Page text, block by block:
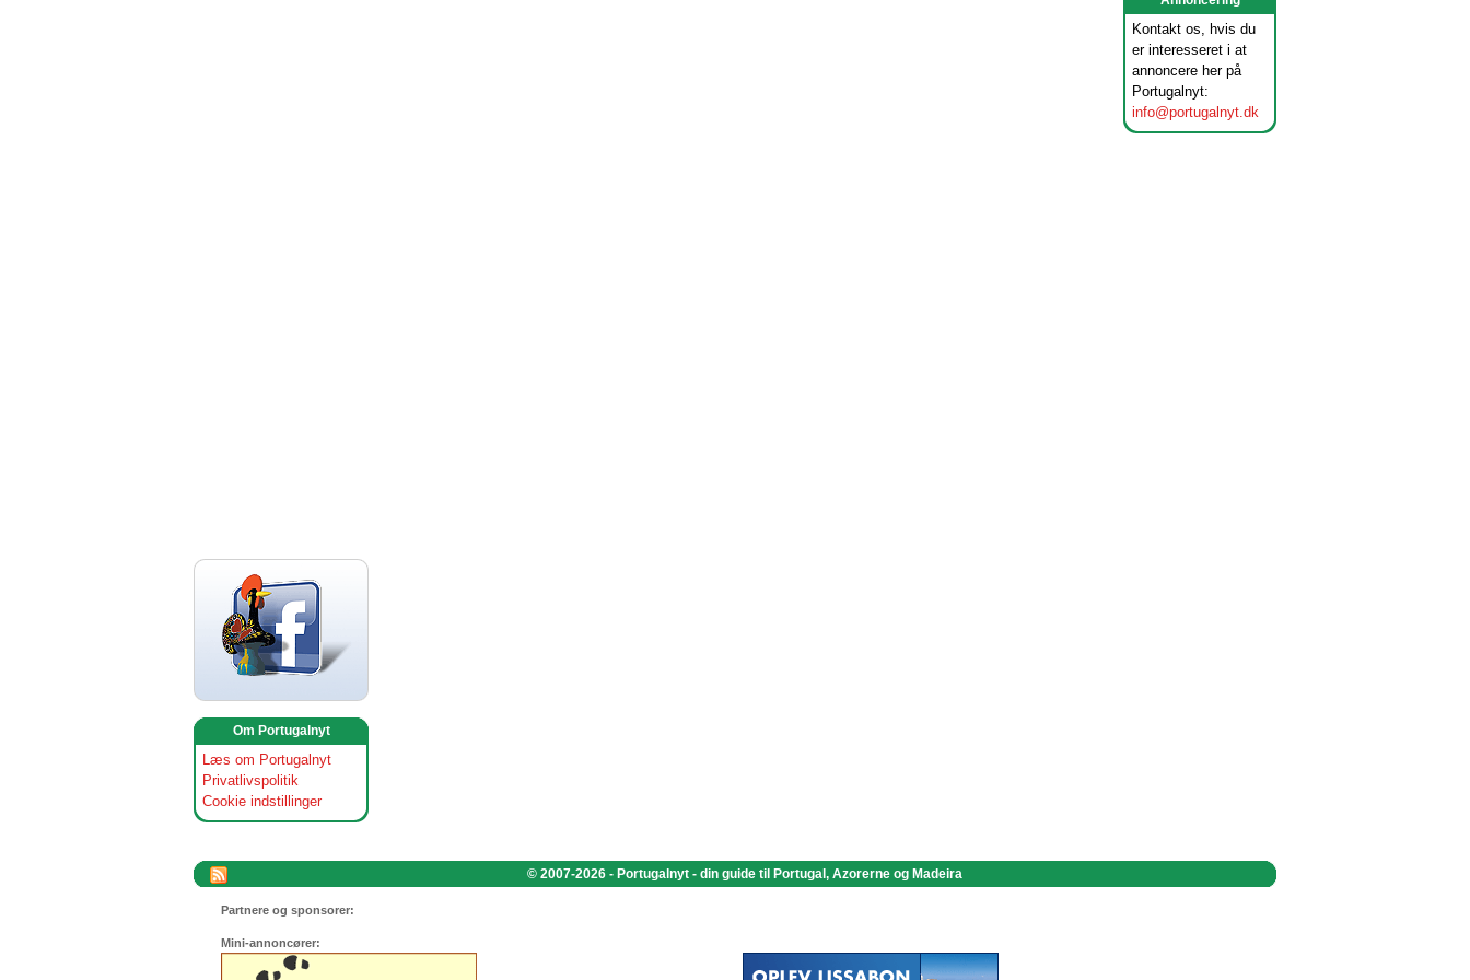
Kontakt os, hvis du
er interesseret i at
annoncere her på
Portugalnyt:
info@portugalnyt.dk
Om Portugalnyt
Læs om Portugalnyt
Privatlivspolitik
Cookie indstillinger
© 2007-2026 - Portugalnyt - din guide til Portugal, Azorerne og Madeira
Partnere og sponsorer:
Mini-annoncører: